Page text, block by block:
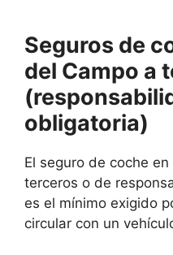
Seguros de
del Campo a
obligatoria)
El seguro de coche
terceros o de
es el mínimo exigido
circular con un